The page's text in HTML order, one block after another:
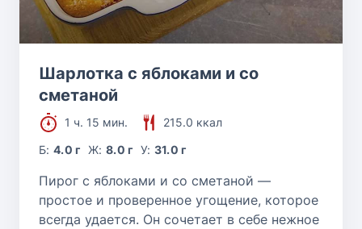
Шарлотка с яблоками и со
сметаной
1 ч. 15 мин.
215.0 ккал
Б:4.0 г Ж: 8.0 г У: 31.0 г
Пирог с яблоками и со сметаной —
простое и проверенное угощение, которое
всегда удается. Он сочетает в себе нежное